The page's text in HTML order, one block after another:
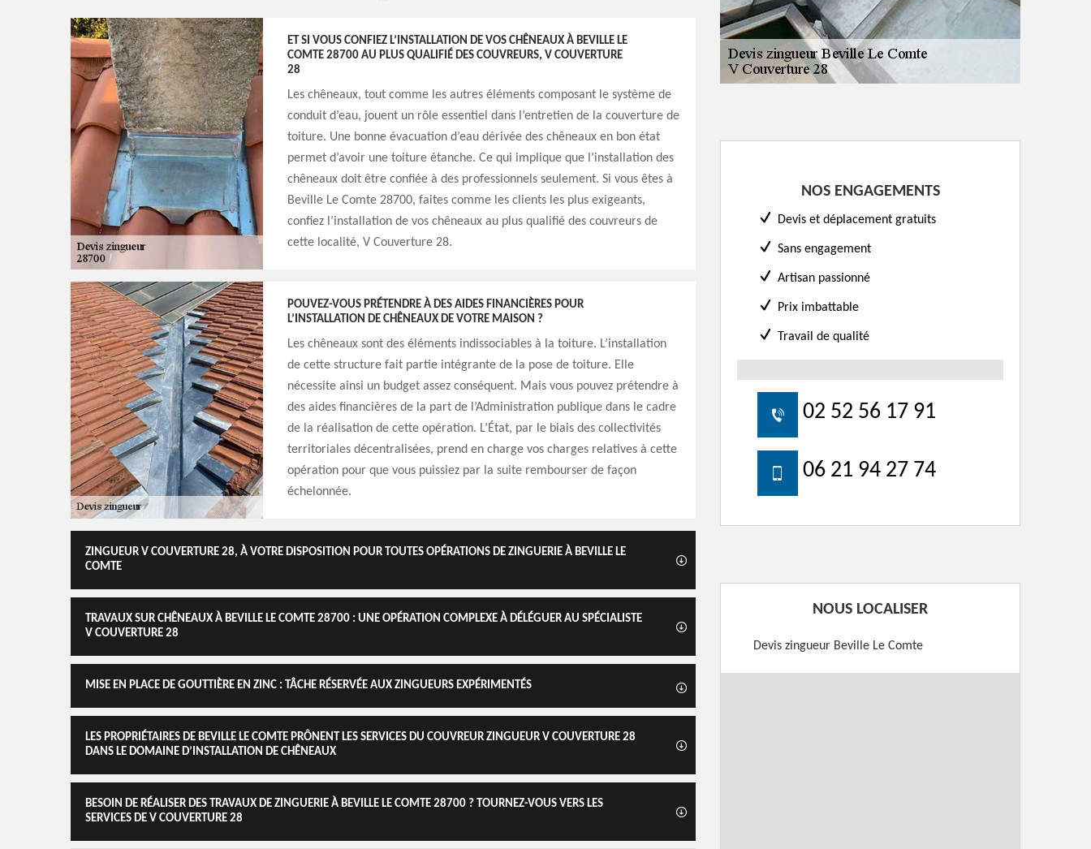
ET SI VOUS CONFIEZ L’INSTALLATION DE VOS CHÊNEAUX À BEVILLE LE
COMTE 28700 AU PLUS QUALIFIÉ DES COUVREURS, V COUVERTURE
28
Les chêneaux, tout comme les autres éléments composant le système de
conduit d’eau, jouent un rôle essentiel dans l’entretien de la couverture de
toiture. Une bonne évacuation d’eau dérivée des chêneaux en bon état
permet d’avoir une toiture étanche. Ce qui implique que l’installation des
chêneaux doit être confiée à des professionnels seulement. Si vous êtes à
Beville Le Comte 28700, faites comme les clients les plus exigeants,
confiez l’installation de vos chêneaux au plus qualifié des couvreurs de
cette localité, V Couverture 28.
POUVEZ-VOUS PRÉTENDRE À DES AIDES FINANCIÈRES POUR
L’INSTALLATION DE CHÊNEAUX DE VOTRE MAISON ?
Les chêneaux sont des éléments indissociables à la toiture. L’installation
de cette structure fait partie intégrante de la pose de toiture. Elle
nécessite ainsi un budget assez conséquent. Mais vous pouvez prétendre à
des aides financières de la part de l’Administration publique dans le cadre
de la réalisation de cette opération. L’État, par le biais des collectivités
territoriales décentralisées, prend en charge vos charges relatives à cette
opération pour que vous puissiez par la suite rembourser de façon
échelonnée.
ZINGUEUR V COUVERTURE 28, À VOTRE DISPOSITION POUR TOUTES OPÉRATIONS DE ZINGUERIE À BEVILLE LE
COMTE
TRAVAUX SUR CHÊNEAUX À BEVILLE LE COMTE 28700 : UNE OPÉRATION COMPLEXE À DÉLÉGUER AU SPÉCIALISTE
V COUVERTURE 28
MISE EN PLACE DE GOUTTIÈRE EN ZINC : TÂCHE RÉSERVÉE AUX ZINGUEURS EXPÉRIMENTÉS
LES PROPRIÉTAIRES DE BEVILLE LE COMTE PRÔNENT LES SERVICES DU COUVREUR ZINGUEUR V COUVERTURE 28
DANS LE DOMAINE D’INSTALLATION DE CHÊNEAUX
BESOIN DE RÉALISER DES TRAVAUX DE ZINGUERIE À BEVILLE LE COMTE 28700 ? TOURNEZ-VOUS VERS LES
SERVICES DE V COUVERTURE 28
NOS ENGAGEMENTS
Devis et déplacement gratuits
Sans engagement
Artisan passionné
Prix imbattable
Travail de qualité
02 52 56 17 91
06 21 94 27 74
NOUS LOCALISER
Devis zingueur Beville Le Comte